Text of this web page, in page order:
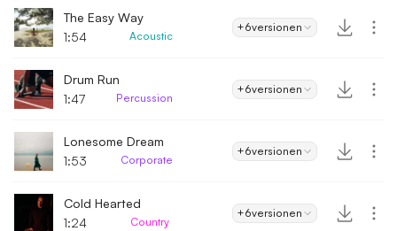
The Easy Way
1:54
Acoustic
+6versionen
Drum Run
1:47
Percussion
+6versionen
Lonesome Dream
1:53
Corporate
+6versionen
Cold Hearted
1:24
Country
+6versionen